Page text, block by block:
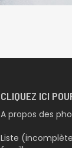
CLIQUEZ ICI
A propos des
Liste